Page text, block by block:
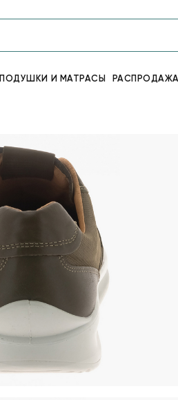
ПОДУШКИ И МАТРАСЫ РАСПРОДАЖА